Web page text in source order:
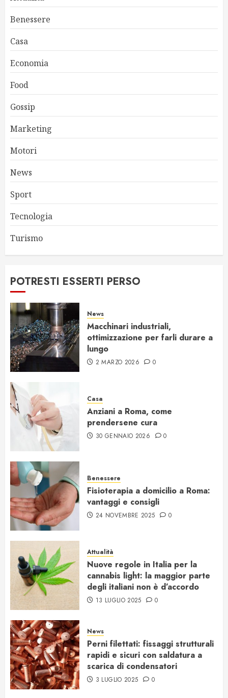
Benessere
Casa
Economia
Food
Gossip
Marketing
Motori
News
Sport
Tecnologia
Turismo
POTRESTI ESSERTI PERSO
News
Macchinari industriali,
ottimizzazione per farli durare a
lungo
2 MARZO 2026 0
Casa
Anziani a Roma, come
prendersene cura
30 GENNAIO 2026 0
Benessere
Fisioterapia a domicilio a Roma:
vantaggi e consigli
24 NOVEMBRE 2025 0
Attualità
Nuove regole in Italia per la
cannabis light: la maggior parte
degli italiani non è d’accordo
13 LUGLIO 2025 0
News
Perni filettati: fissaggi strutturali
rapidi e sicuri con saldatura a
scarica di condensatori
3 LUGLIO 2025 0